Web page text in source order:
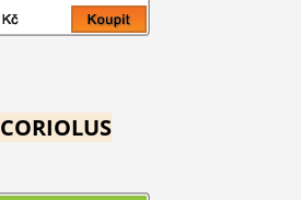
CORIOLUS